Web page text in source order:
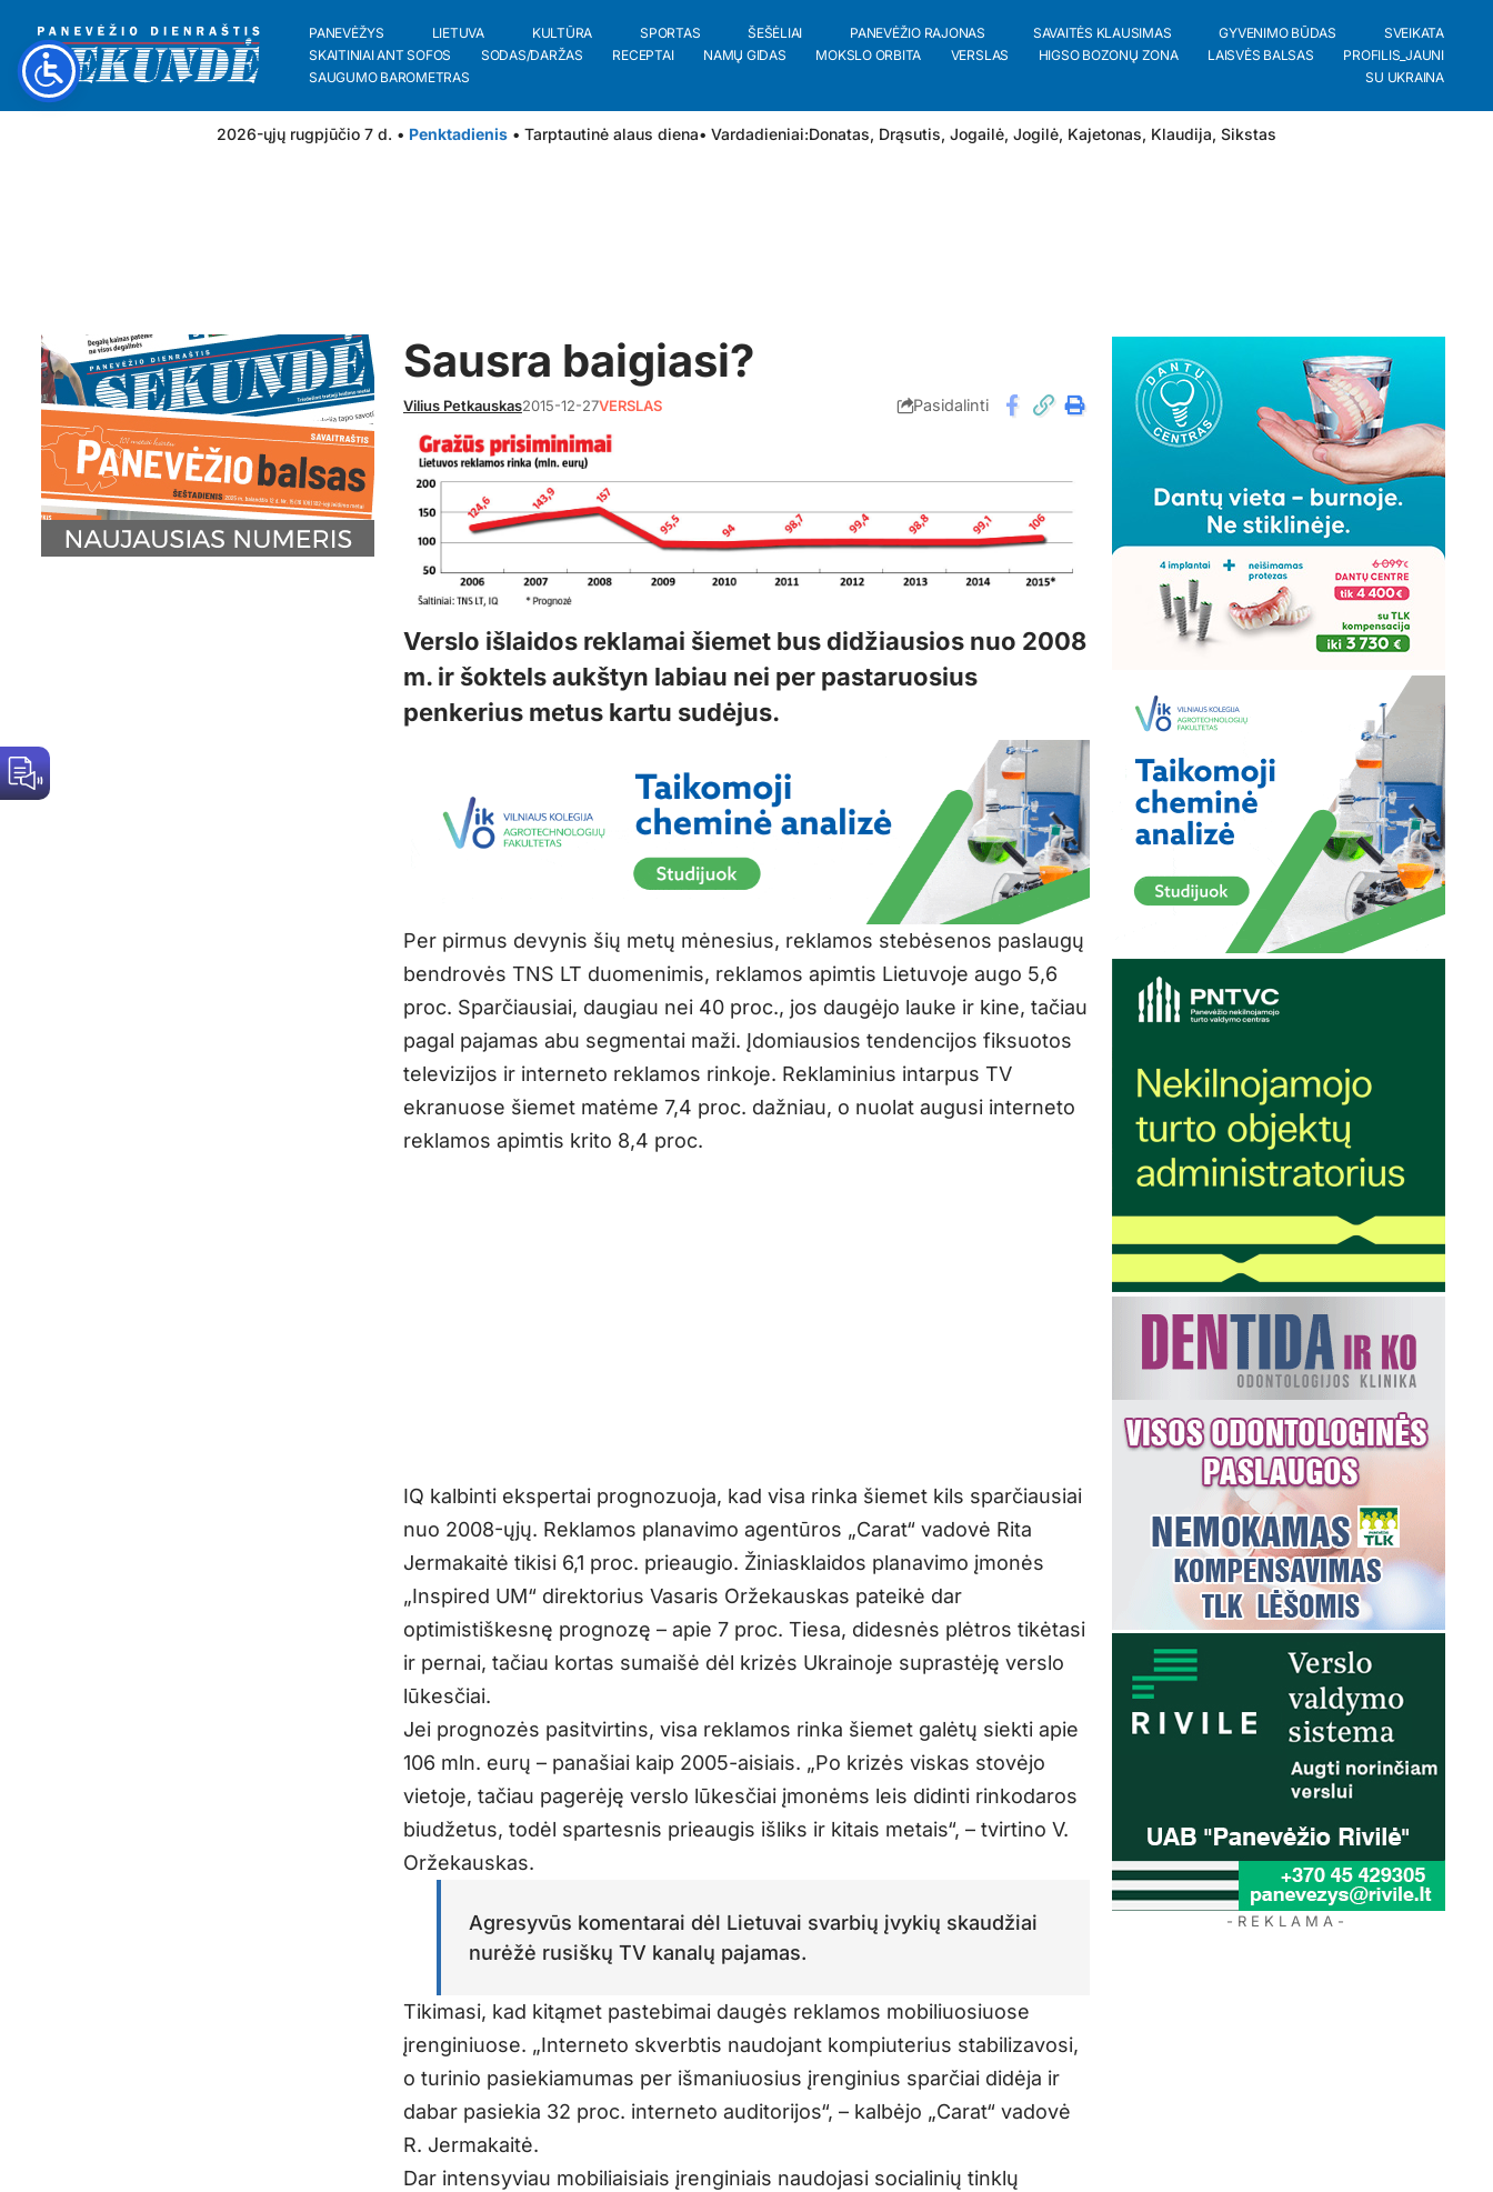
PANEVĖŽYS LIETUVA KULTŪRA SPORTAS ŠEŠĖLIAI PANEVĖŽIO RAJONAS SAVAITĖS KLAUSIMAS GYVENIMO BŪDAS
SVEIKATA
SKAITINIAI ANT SOFOS
SODAS/DARŽAS RECEPTAI NAMŲ GIDAS MOKSLO ORBITA VERSLAS HIGSO BOZONŲ ZONA LAISVĖS BALSAS
PROFILIS_JAUNI
SAUGUMO BAROMETRAS
SU UKRAINA
2026-ųjų rugpjūčio 7 d. • Penktadienis • Tarptautinė alaus diena• Vardadieniai:Donatas, Drąsutis, Jogailė, Jogilė, Kajetonas, Klaudija, Sikstas
Sausra baigiasi?
Vilius Petkauskas2015-12-27VERSLAS Pasidalinti
Verslo išlaidos reklamai šiemet bus didžiausios nuo 2008
m. ir šoktels aukštyn labiau nei per pastaruosius
penkerius metus kartu sudėjus.
Per pirmus devynis šių metų mėnesius, reklamos stebėsenos paslaugų
bendrovės TNS LT duomenimis, reklamos apimtis Lietuvoje augo 5,6
proc. Sparčiausiai, daugiau nei 40 proc., jos daugėjo lauke ir kine, tačiau
pagal pajamas abu segmentai maži. Įdomiausios tendencijos fiksuotos
televizijos ir interneto reklamos rinkoje. Reklaminius intarpus TV
ekranuose šiemet matėme 7,4 proc. dažniau, o nuolat augusi interneto
reklamos apimtis krito 8,4 proc.
IQ kalbinti ekspertai prognozuoja, kad visa rinka šiemet kils sparčiausiai
nuo 2008-ųjų. Reklamos planavimo agentūros „Carat“ vadovė Rita
Jermakaitė tikisi 6,1 proc. prieaugio. Žiniasklaidos planavimo įmonės
„Inspired UM“ direktorius Vasaris Oržekauskas pateikė dar
optimistiškesnę prognozę – apie 7 proc. Tiesa, didesnės plėtros tikėtasi
ir pernai, tačiau kortas sumaišė dėl krizės Ukrainoje suprastėję verslo
lūkesčiai.
Jei prognozės pasitvirtins, visa reklamos rinka šiemet galėtų siekti apie
106 mln. eurų – panašiai kaip 2005-aisiais. „Po krizės viskas stovėjo
vietoje, tačiau pagerėję verslo lūkesčiai įmonėms leis didinti rinkodaros
biudžetus, todėl spartesnis prieaugis išliks ir kitais metais“, – tvirtino V.
Oržekauskas.
Agresyvūs komentarai dėl Lietuvai svarbių įvykių skaudžiai
nurėžė rusiškų TV kanalų pajamas.
Tikimasi, kad kitąmet pastebimai daugės reklamos mobiliuosiuose
įrenginiuose. „Interneto skverbtis naudojant kompiuterius stabilizavosi,
o turinio pasiekiamumas per išmaniuosius įrenginius sparčiai didėja ir
dabar pasiekia 32 proc. interneto auditorijos“, – kalbėjo „Carat“ vadovė
R. Jermakaitė.
Dar intensyviau mobiliaisiais įrenginiais naudojasi socialinių tinklų
- R E K L A M A -